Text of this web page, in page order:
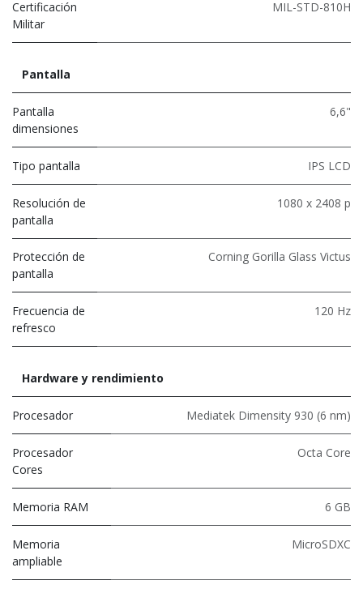
Certificación
Militar
MIL-STD-810H
Pantalla
Pantalla
dimensiones
6,6"
Tipo pantalla IPS LCD
Resolución de
pantalla
1080 x 2408 p
Protección de
pantalla
Corning Gorilla Glass Victus
Frecuencia de
refresco
120 Hz
Hardware y rendimiento
Procesador Mediatek Dimensity 930 (6 nm)
Procesador
Cores
Octa Core
Memoria RAM 6 GB
Memoria
ampliable
MicroSDXC